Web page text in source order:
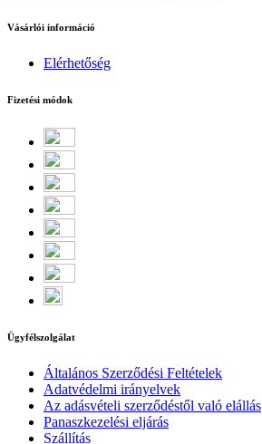
Vásárlói információ
Elérhetőség
Fizetési módok
Ügyfélszolgálat
Általános Szerződési Feltételek
Adatvédelmi irányelvek
Az adásvételi szerződéstől való elállás
Panaszkezelési eljárás
Szállítás